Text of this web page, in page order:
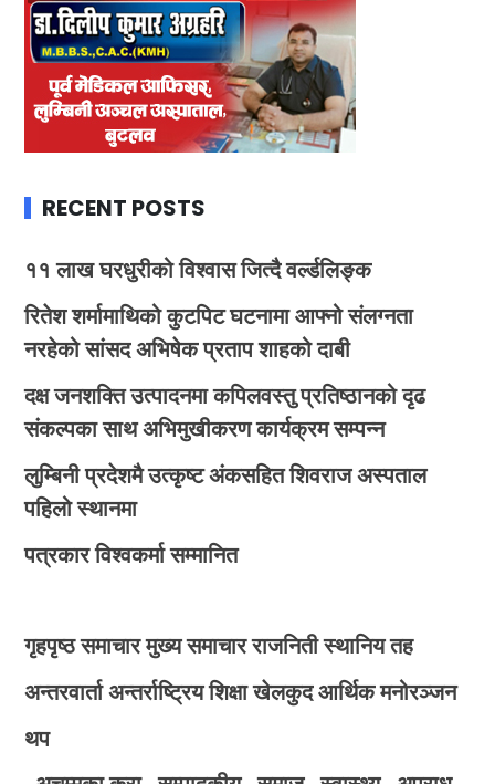
RECENT POSTS
११ लाख घरधुरीको विश्वास जित्दै वर्ल्डलिङ्क
रितेश शर्मामाथिको कुटपिट घटनामा आफ्नो संलग्नता
नरहेको सांसद अभिषेक प्रताप शाहको दाबी
दक्ष जनशक्ति उत्पादनमा कपिलवस्तु प्रतिष्ठानको दृढ
संकल्पका साथ अभिमुखीकरण कार्यक्रम सम्पन्न
लुम्बिनी प्रदेशमै उत्कृष्ट अंकसहित शिवराज अस्पताल
पहिलो स्थानमा
पत्रकार विश्वकर्मा सम्मानित
गृहपृष्ठ समाचार मुख्य समाचार राजनिती स्थानिय तह
अन्तरवार्ता अन्तर्राष्ट्रिय शिक्षा खेलकुद आर्थिक मनोरञ्जन
थप